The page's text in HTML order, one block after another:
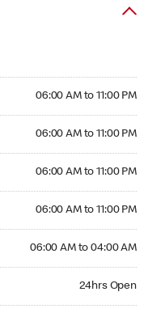
06:00 AM to 11:00 PM
06:00 AM to 11:00 PM
06:00 AM to 11:00 PM
06:00 AM to 11:00 PM
06:00 AM to 04:00 AM
24hrs Open